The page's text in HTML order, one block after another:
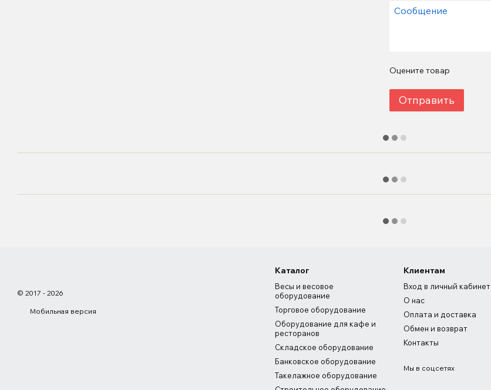
Оцените товар
Отправить
© 2017 - 2026
Мобильная версия
Каталог
Весы и весовое
оборудование
Торговое оборудование
Оборудование для кафе и
ресторанов
Складское оборудование
Банковское оборудование
Такелажное оборудование
Клиентам
Вход в личный кабинет
О нас
Оплата и доставка
Обмен и возврат
Контакты
Мы в соцсетях